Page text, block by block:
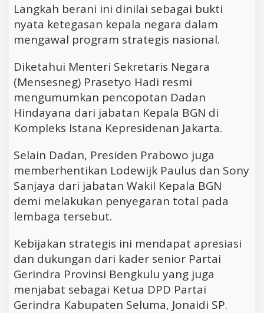
Langkah berani ini dinilai sebagai bukti
nyata ketegasan kepala negara dalam
mengawal program strategis nasional.
Diketahui Menteri Sekretaris Negara
(Mensesneg) Prasetyo Hadi resmi
mengumumkan pencopotan Dadan
Hindayana dari jabatan Kepala BGN di
Kompleks Istana Kepresidenan Jakarta.
Selain Dadan, Presiden Prabowo juga
memberhentikan Lodewijk Paulus dan Sony
Sanjaya dari jabatan Wakil Kepala BGN
demi melakukan penyegaran total pada
lembaga tersebut.
Kebijakan strategis ini mendapat apresiasi
dan dukungan dari kader senior Partai
Gerindra Provinsi Bengkulu yang juga
menjabat sebagai Ketua DPD Partai
Gerindra Kabupaten Seluma, Jonaidi SP.